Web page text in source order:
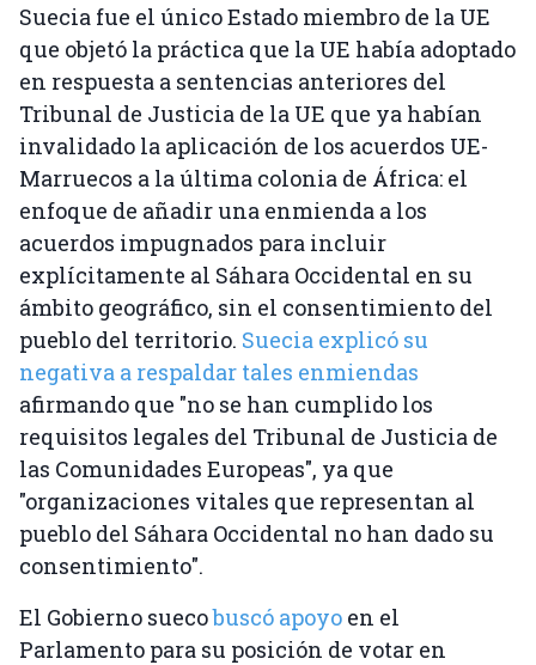
Suecia fue el único Estado miembro de la UE
que objetó la práctica que la UE había adoptado
en respuesta a sentencias anteriores del
Tribunal de Justicia de la UE que ya habían
invalidado la aplicación de los acuerdos UE-
Marruecos a la última colonia de África: el
enfoque de añadir una enmienda a los
acuerdos impugnados para incluir
explícitamente al Sáhara Occidental en su
ámbito geográfico, sin el consentimiento del
pueblo del territorio. Suecia explicó su
negativa a respaldar tales enmiendas
afirmando que "no se han cumplido los
requisitos legales del Tribunal de Justicia de
las Comunidades Europeas", ya que
"organizaciones vitales que representan al
pueblo del Sáhara Occidental no han dado su
consentimiento".
El Gobierno suecobuscó apoyo en el
Parlamento para su posición de votar en